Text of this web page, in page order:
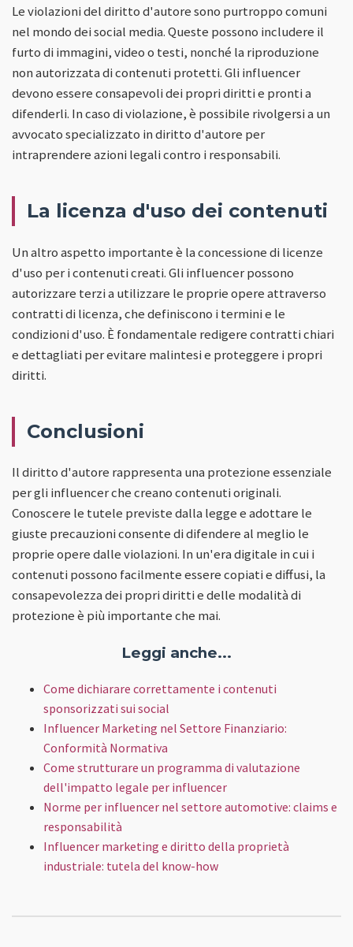
Le violazioni del diritto d'autore sono purtroppo comuni
nel mondo dei social media. Queste possono includere il
furto di immagini, video o testi, nonché la riproduzione
non autorizzata di contenuti protetti. Gli influencer
devono essere consapevoli dei propri diritti e pronti a
difenderli. In caso di violazione, è possibile rivolgersi a un
avvocato specializzato in diritto d'autore per
intraprendere azioni legali contro i responsabili.
La licenza d'uso dei contenuti
Un altro aspetto importante è la concessione di licenze
d'uso per i contenuti creati. Gli influencer possono
autorizzare terzi a utilizzare le proprie opere attraverso
contratti di licenza, che definiscono i termini e le
condizioni d'uso. È fondamentale redigere contratti chiari
e dettagliati per evitare malintesi e proteggere i propri
diritti.
Conclusioni
Il diritto d'autore rappresenta una protezione essenziale
per gli influencer che creano contenuti originali.
Conoscere le tutele previste dalla legge e adottare le
giuste precauzioni consente di difendere al meglio le
proprie opere dalle violazioni. In un'era digitale in cui i
contenuti possono facilmente essere copiati e diffusi, la
consapevolezza dei propri diritti e delle modalità di
protezione è più importante che mai.
Leggi anche...
Come dichiarare correttamente i contenuti
sponsorizzati sui social
Influencer Marketing nel Settore Finanziario:
Conformità Normativa
Come strutturare un programma di valutazione
dell'impatto legale per influencer
Norme per influencer nel settore automotive: claims e
responsabilità
Influencer marketing e diritto della proprietà
industriale: tutela del know-how